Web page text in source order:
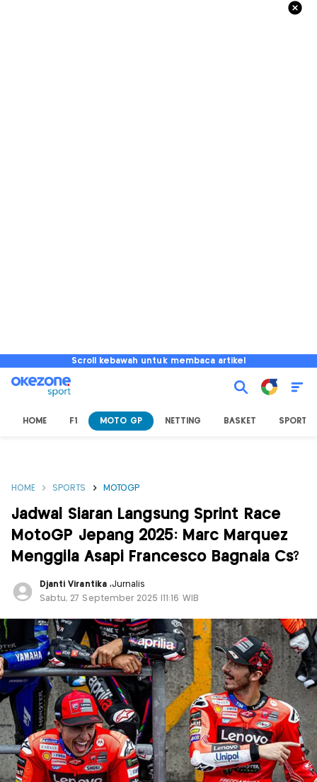
Scroll kebawah untuk membaca artikel
HOME F1 MOTO GP NETTING BASKET SPORT
HOME SPORTS MOTOGP
Jadwal Siaran Langsung Sprint Race
MotoGP Jepang 2025: Marc Marquez
Menggila Asapi Francesco Bagnaia Cs?
Djanti Virantika ,Jurnalis
Sabtu, 27 September 2025 |11:16 WIB